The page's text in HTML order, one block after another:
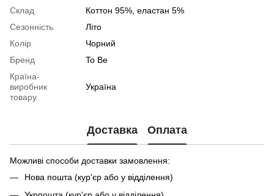
Склад
Коттон 95%, еластан 5%
Сезонність
Літо
Колір
Чорний
Бренд
To Be
Країна-
виробник
товару
Україна
Доставка Оплата
Можливі способи доставки замовлення:
Нова пошта (кур'єр або у відділення)